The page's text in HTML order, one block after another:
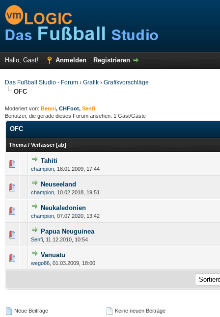
Hallo, Gast! Anmelden Registrieren
Das Fußball Studio - Forum › Grafik › Grafikvorschläge
OFC
Moderiert von: Benni, CHFoot, Senfi
Benutzer, die gerade dieses Forum ansehen: 1 Gast/Gäste
OFC
Thema / Verfasser [ab]
Tahiti
champion 18.01.2009, 17:44
Neuseeland
champion 10.02.2018, 19:51
Neukaledonien
champion 07.07.2020, 13:42
Papua Neuguinea
Senfi 11.12.2010, 10:54
Vanuatu
wego86 01.03.2009, 18:00
Neue Beiträge
Keine neuen Beiträge